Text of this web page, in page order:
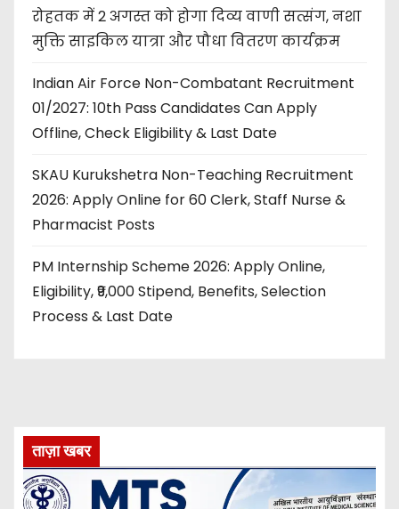
रोहतक में 2 अगस्त को होगा दिव्य वाणी सत्संग, नशा
मुक्ति साइकिल यात्रा और पौधा वितरण कार्यक्रम
Indian Air Force Non-Combatant Recruitment
01/2027: 10th Pass Candidates Can Apply
Offline, Check Eligibility & Last Date
SKAU Kurukshetra Non-Teaching Recruitment
2026: Apply Online for 60 Clerk, Staff Nurse &
Pharmacist Posts
PM Internship Scheme 2026: Apply Online,
Eligibility, ₹9,000 Stipend, Benefits, Selection
Process & Last Date
ताज़ा खबर